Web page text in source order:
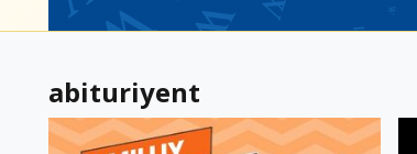
abituriyent